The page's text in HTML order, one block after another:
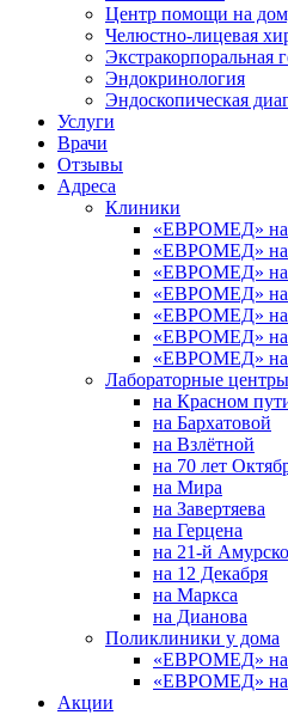
Центр помощи на
Челюстно-лицевая
Экстракорпоральная
Эндокринология
Эндоскопическая
Услуги
Врачи
Отзывы
Адреса
Клиники
«ЕВРОМЕД» на
«ЕВРОМЕД» на
«ЕВРОМЕД» на
«ЕВРОМЕД» на
«ЕВРОМЕД» на
«ЕВРОМЕД» на
«ЕВРОМЕД» на
Лабораторные центры
на Красном
на Бархатовой
на Взлётной
на 70 лет
на Мира
на Завертяева
на Герцена
на 21-й
на 12 Декабря
на Маркса
на Дианова
Поликлиники у дома
«ЕВРОМЕД» на
«ЕВРОМЕД» на
Акции